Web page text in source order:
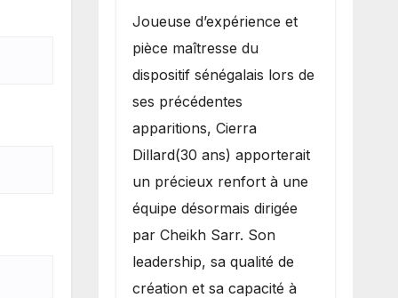
Joueuse d’expérience et
pièce maîtresse du
dispositif sénégalais lors de
ses précédentes
apparitions, Cierra
Dillard(30 ans) apporterait
un précieux renfort à une
équipe désormais dirigée
par Cheikh Sarr. Son
leadership, sa qualité de
création et sa capacité à